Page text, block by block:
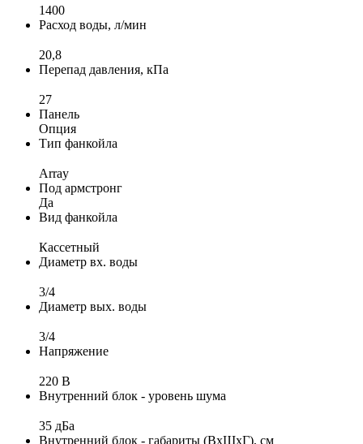
1400
Расход воды, л/мин
20,8
Перепад давления, кПа
27
Панель
Опция
Тип фанкойла
Array
Под армстронг
Да
Вид фанкойла
Кассетный
Диаметр вх. воды
3/4
Диаметр вых. воды
3/4
Напряжение
220 В
Внутренний блок - уровень шума
35 дБа
Внутренний блок - габариты (ВхШхГ), см